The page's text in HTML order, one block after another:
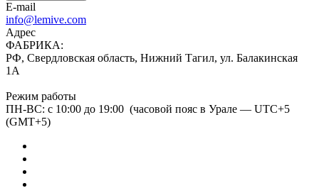
E-mail
info@lemive.com
Адрес
ФАБРИКА:
РФ, Свердловская область, Нижний Тагил, ул. Балакинская
1А
Режим работы
ПН-ВС: с 10:00 до 19:00 (часовой пояс в Урале — UTC+5
(GMT+5)